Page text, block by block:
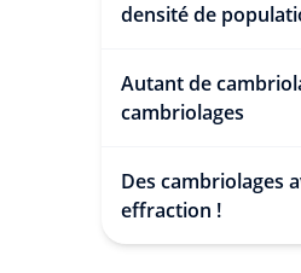
densité de
Autant de
cambriolages
Des cambriolages
effraction !